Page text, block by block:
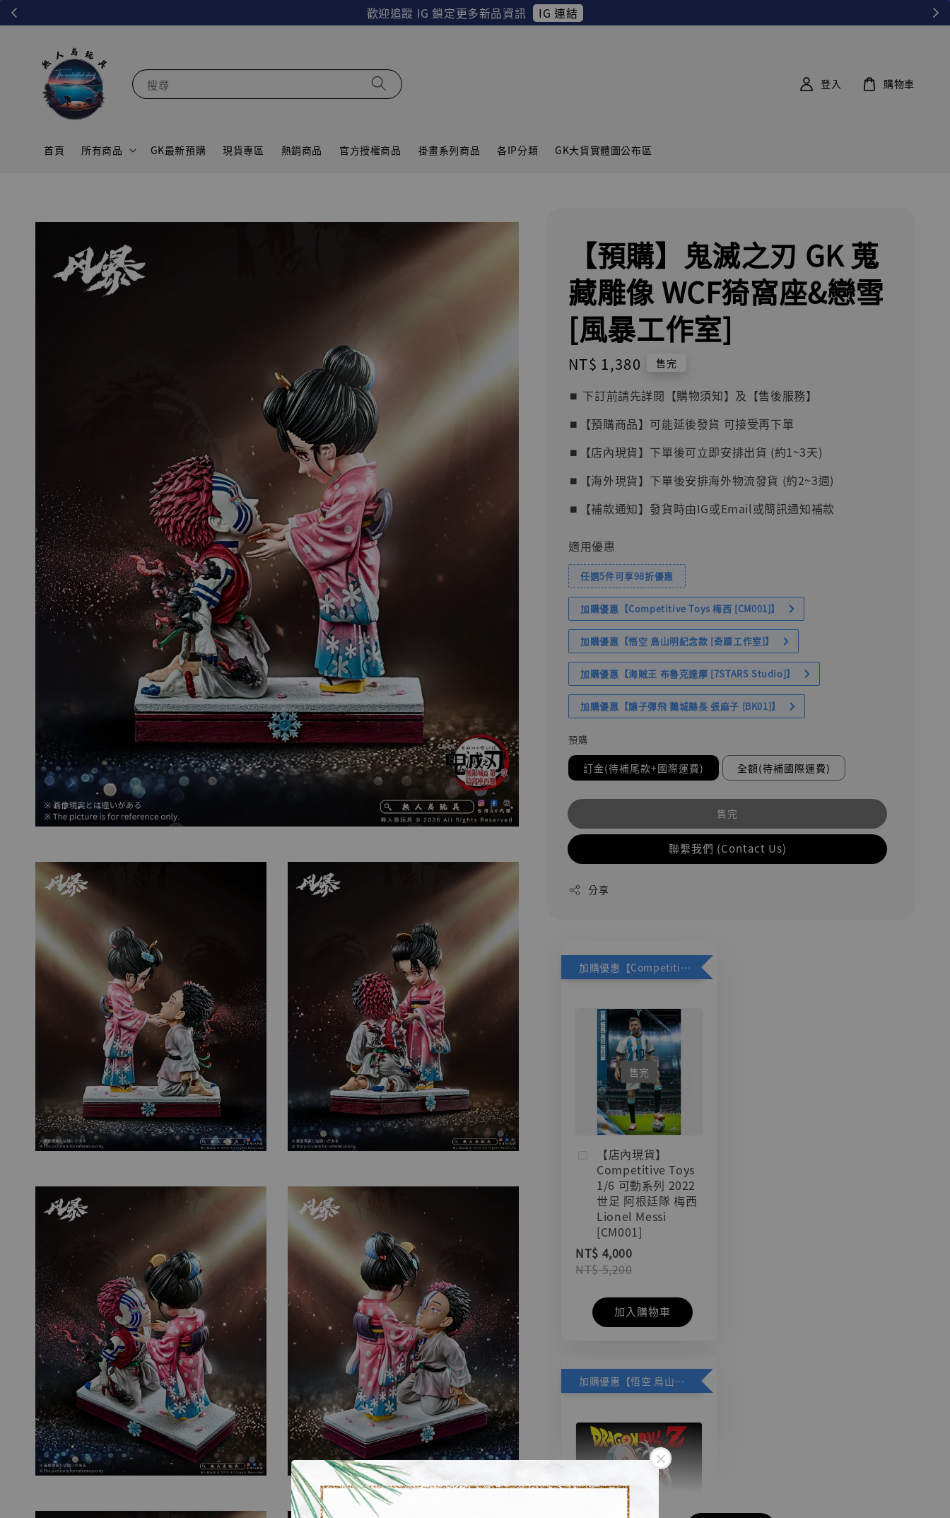
歡迎追蹤 IG 鎖定更多新品資訊 IG 連結
搜尋
首頁 所有商品 GK最新預購 現貨專區 熱銷商品 官方授權商品 掛畫系列商品 各IP分類 GK大貨實體圖公布區
登入 購物車
【預購】鬼滅之刃 GK 蒐
藏雕像 WCF猗窩座&戀雪
[風暴工作室]
Regular
price
NT$ 1,380 售完
⏹︎ 下訂前請先詳閱【購物須知】及【售後服務】
⏹︎【預購商品】可能延後發貨 可接受再下單
⏹︎【店內現貨】下單後可立即安排出貨 (約1~3天)
⏹︎【海外現貨】下單後安排海外物流發貨 (約2~3週)
⏹︎【補款通知】發貨時由IG或Email或簡訊通知補款
適用優惠
任選5件可享98折優惠
加購優惠【Competitive Toys 梅西 [CM001]】
加購優惠【悟空 鳥山明紀念款 [奇蹟工作室]】
加購優惠【海賊王 布魯克達摩 [7STARS Studio]】
加購優惠【讓子彈飛 鵝城縣長 張麻子 [BK01]】
預購
訂金(待補尾款+國際運費) 全額(待補國際運費)
售完
聯繫我們 (Contact Us)
分享
加購優惠【Competitive Toys 梅西 [CM001]】
售完
【店內現貨】
Competitive Toys
1/6 可動系列 2022
世足 阿根廷隊 梅西
Lionel Messi
[CM001]
NT$ 4,000
NT$ 5,200
加入購物車
加購優惠【悟空 鳥山明紀念款 [奇蹟工作室]】